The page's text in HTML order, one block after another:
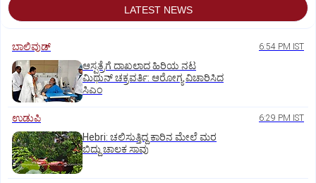
LATEST NEWS
ಬಾಲಿವುಡ್‌ 6:54 PM IST
ಆಸ್ಪತ್ರೆಗೆ ದಾಖಲಾದ ಹಿರಿಯ ನಟ
ಮಿಥುನ್ ಚಕ್ರವರ್ತಿ: ಆರೋಗ್ಯ ವಿಚಾರಿಸಿದ
ಸಿಎಂ
ಉಡುಪಿ 6:29 PM IST
Hebri: ಚಲಿಸುತ್ತಿದ್ದ ಕಾರಿನ ಮೇಲೆ ಮರ
ಬಿದ್ದು ಚಾಲಕ ಸಾವು